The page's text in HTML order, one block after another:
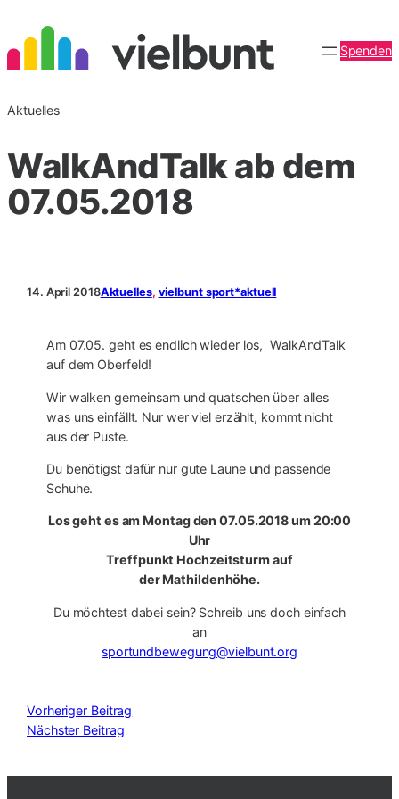
Inhalt
springen
Spenden
Aktuelles
WalkAndTalk ab dem
07.05.2018
14. April 2018Aktuelles, vielbunt sport*aktuell
Am 07.05. geht es endlich wieder los, WalkAndTalk
auf dem Oberfeld!
Wir walken gemeinsam und quatschen über alles
was uns einfällt. Nur wer viel erzählt, kommt nicht
aus der Puste.
Du benötigst dafür nur gute Laune und passende
Schuhe.
Los geht es am Montag den 07.05.2018 um 20:00
Uhr
Treffpunkt Hochzeitsturm auf
der Mathildenhöhe.
Du möchtest dabei sein? Schreib uns doch einfach
an
sportundbewegung@vielbunt.org
Vorheriger Beitrag
Nächster Beitrag